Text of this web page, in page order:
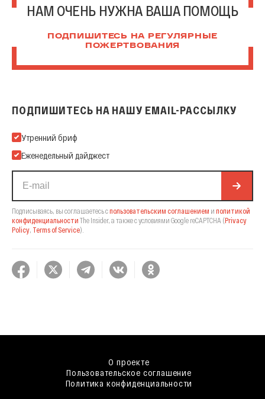
НАМ ОЧЕНЬ НУЖНА ВАША ПОМОЩЬ
ПОДПИШИТЕСЬ НА РЕГУЛЯРНЫЕ
ПОЖЕРТВОВАНИЯ
ПОДПИШИТЕСЬ НА НАШУ EMAIL-РАССЫЛКУ
Подпишитесь на нашу Email-рассылку
Утренний бриф
Еженедельный дайджест
Подписываясь, вы соглашаетесь спользовательским соглашением и политикой
конфиденциальности The Insider, а также с условиями Google reCAPTCHA (Privacy
Policy, Terms of Service).
О проекте
Пользовательское соглашение
Политика конфиденциальности